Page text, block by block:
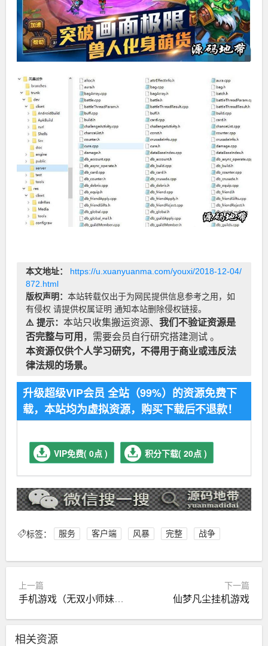
本文地址：
https://u.xuanyuanma.com/youxi/2018-12-04/
872.html
版权声明： 本站转载仅出于为网民提供信息参考之用，如
有侵权 请提供权属证明 通知本站删除侵权链接。
⚠️ 提示： 本站只收集搬运资源、 我们不验证资源是
否完整与可用 ，需要会员自行研究搭建测试 。
本资源仅供个人学习研究，不得用于商业或违反法
律法规的场景。
升级超级VIP会员 全站（99%）的资源免费下
载，本站均为虚拟资源，购买下载后不退款！
VIP免费( 0点 ) 积分下载( 20点 )
标签： 服务 客户端 风暴 完整 战争
上一篇
手机游戏（无双小师妹）项目资料+源码
下一篇
仙梦凡尘挂机游戏
相关资源